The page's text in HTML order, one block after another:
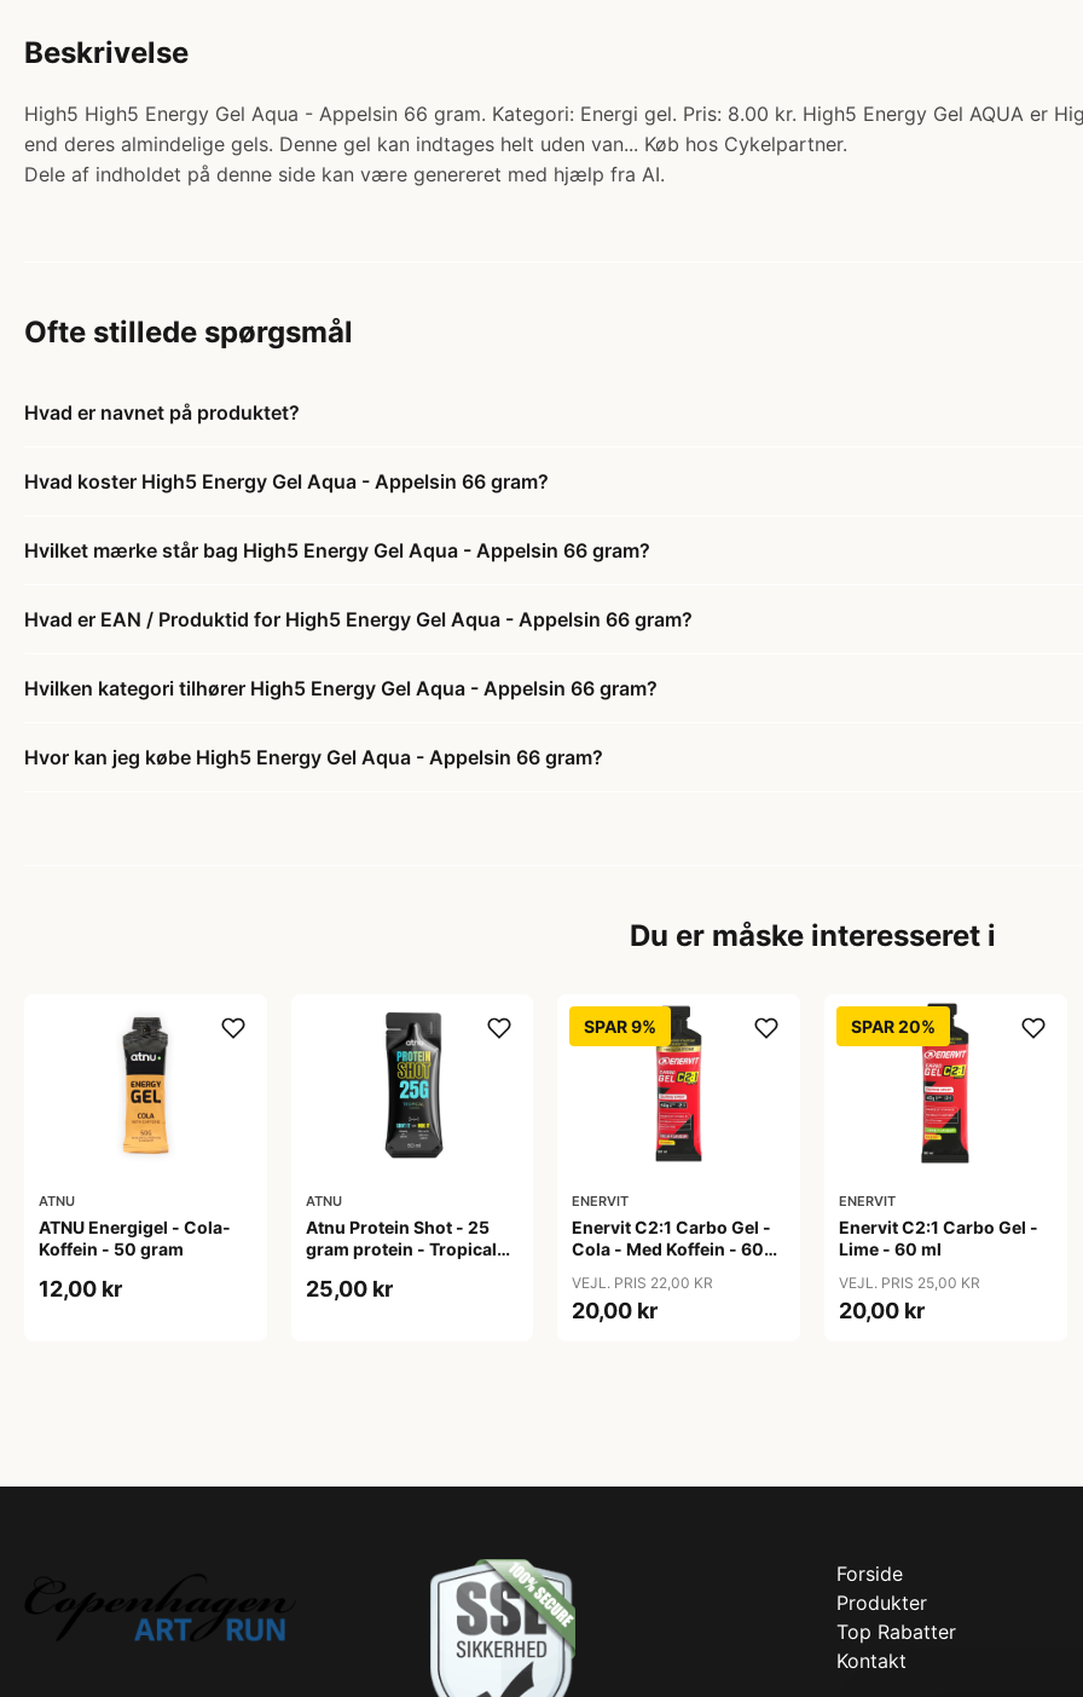
Beskrivelse
High5 High5 Energy Gel Aqua - Appelsin 66 gram. Kategori: Energi gel. Pris: 8.00 kr. High5 Energy Gel AQUA er
end deres almindelige gels. Denne gel kan indtages helt uden van... Køb hos Cykelpartner.
Dele af indholdet på denne side kan være genereret med hjælp fra AI.
Ofte stillede spørgsmål
Hvad er navnet på produktet?
Hvad koster High5 Energy Gel Aqua - Appelsin 66 gram?
Hvilket mærke står bag High5 Energy Gel Aqua - Appelsin 66 gram?
Hvad er EAN / Produktid for High5 Energy Gel Aqua - Appelsin 66 gram?
Hvilken kategori tilhører High5 Energy Gel Aqua - Appelsin 66 gram?
Hvor kan jeg købe High5 Energy Gel Aqua - Appelsin 66 gram?
Du er måske interesseret i
ATNU
ATNU Energigel - Cola-
Koffein - 50 gram
12,00 kr
ATNU
Atnu Protein Shot - 25
gram protein - Tropical
25,00 kr
SPAR 9%
ENERVIT
Enervit C2:1 Carbo Gel -
Cola - Med Koffein - 60
VEJL. PRIS 22,00 KR
20,00 kr
SPAR 20%
ENERVIT
Enervit C2:1 Carbo Gel -
Lime - 60 ml
VEJL. PRIS 25,00 KR
20,00 kr
Forside
Produkter
Top Rabatter
Kontakt